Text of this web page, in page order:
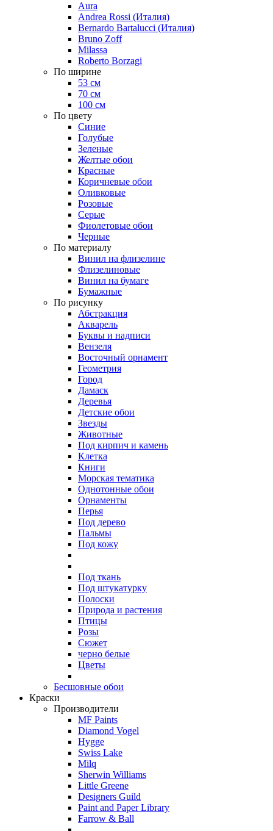
Aura
Andrea Rossi (Италия)
Bernardo Bartalucci (Италия)
Bruno Zoff
Milassa
Roberto Borzagi
По ширине
53 см
70 см
100 см
По цвету
Синие
Голубые
Зеленые
Желтые обои
Красные
Коричневые обои
Оливковые
Розовые
Серые
Фиолетовые обои
Черные
По материалу
Винил на флизелине
Флизелиновые
Винил на бумаге
Бумажные
По рисунку
Абстракция
Акварель
Буквы и надписи
Вензеля
Восточный орнамент
Геометрия
Город
Дамаск
Деревья
Детские обои
Звезды
Животные
Под кирпич и камень
Клетка
Книги
Морская тематика
Однотонные обои
Орнаменты
Перья
Под дерево
Пальмы
Под кожу
Под ткань
Под штукатурку
Полоски
Природа и растения
Птицы
Розы
Сюжет
черно белые
Цветы
Бесшовные обои
Краски
Производители
MF Paints
Diamond Vogel
Hygge
Swiss Lake
Milq
Sherwin Williams
Little Greene
Designers Guild
Paint and Paper Library
Farrow & Ball